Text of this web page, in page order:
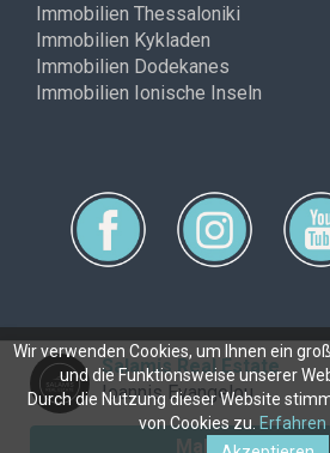
Salamis Real Estate
Ioannis Evangelou
Makler
Immobilien Thessaloniki
Immobilien Kykladen
Immobilien Dodekanes
Immobilien Ionische Inseln
Copyright © ferimmo
Wir verwenden Cookies, um Ihnen ein
und die Funktionsweise unserer
Durch die Nutzung dieser Website
von Cookies zu.Erfahren